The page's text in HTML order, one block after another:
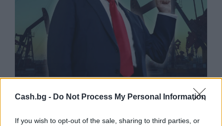
Cash.bg - Do Not Process My Personal Information
If you wish to opt-out of the sale, sharing to third parties, or
Белият дом спира проекти за
възобновяема енергия в САЩ